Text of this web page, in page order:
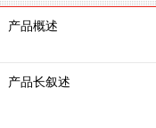
产品概述
产品长叙述